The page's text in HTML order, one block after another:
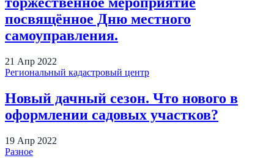
посвящённое Дню местного
самоуправления.
21 Апр 2022
Региональный кадастровый центр
Новый дачный сезон. Что нового в
оформлении садовых участков?
19 Апр 2022
Разное